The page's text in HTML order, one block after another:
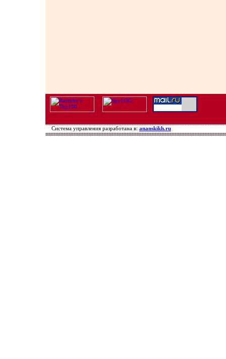
Система управления разработана в: ananskikh.ru